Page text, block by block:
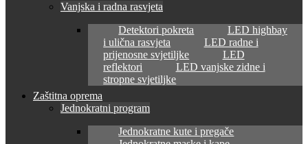
Vanjska i radna rasvjeta
Detektori pokreta
LED highbay
i ulična rasvjeta
LED radne i
prijenosne svjetiljke
LED
reflektori
LED vanjske zidne i
stropne svjetiljke
Zaštitna oprema
Jednokratni program
Jednokratne kute i pregače